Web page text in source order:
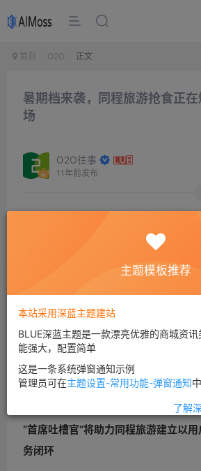
首页 O2O 正文
暑期档来袭，同程旅游抢食正
场
O2O往事
11年前发布
2015年6月3号，网受邀参加同程旅游
子新品发布”的活动。此次发布会上，
亲子游品牌“快乐童心”，并与湖南卫
三季进行现场签约，正式达成战略合作
COO吴剑表示在移动互联网时代，同
“首席吐槽官”将助力同程旅游建立以
务闭环
主题模板推荐
本站采用深蓝主题建站
BLUE深蓝主题是一款漂亮优雅的商城资
能强大，配置简单
这是一条系统弹窗通知示例
管理员可在主题设置-常用功能-弹窗通知
了解